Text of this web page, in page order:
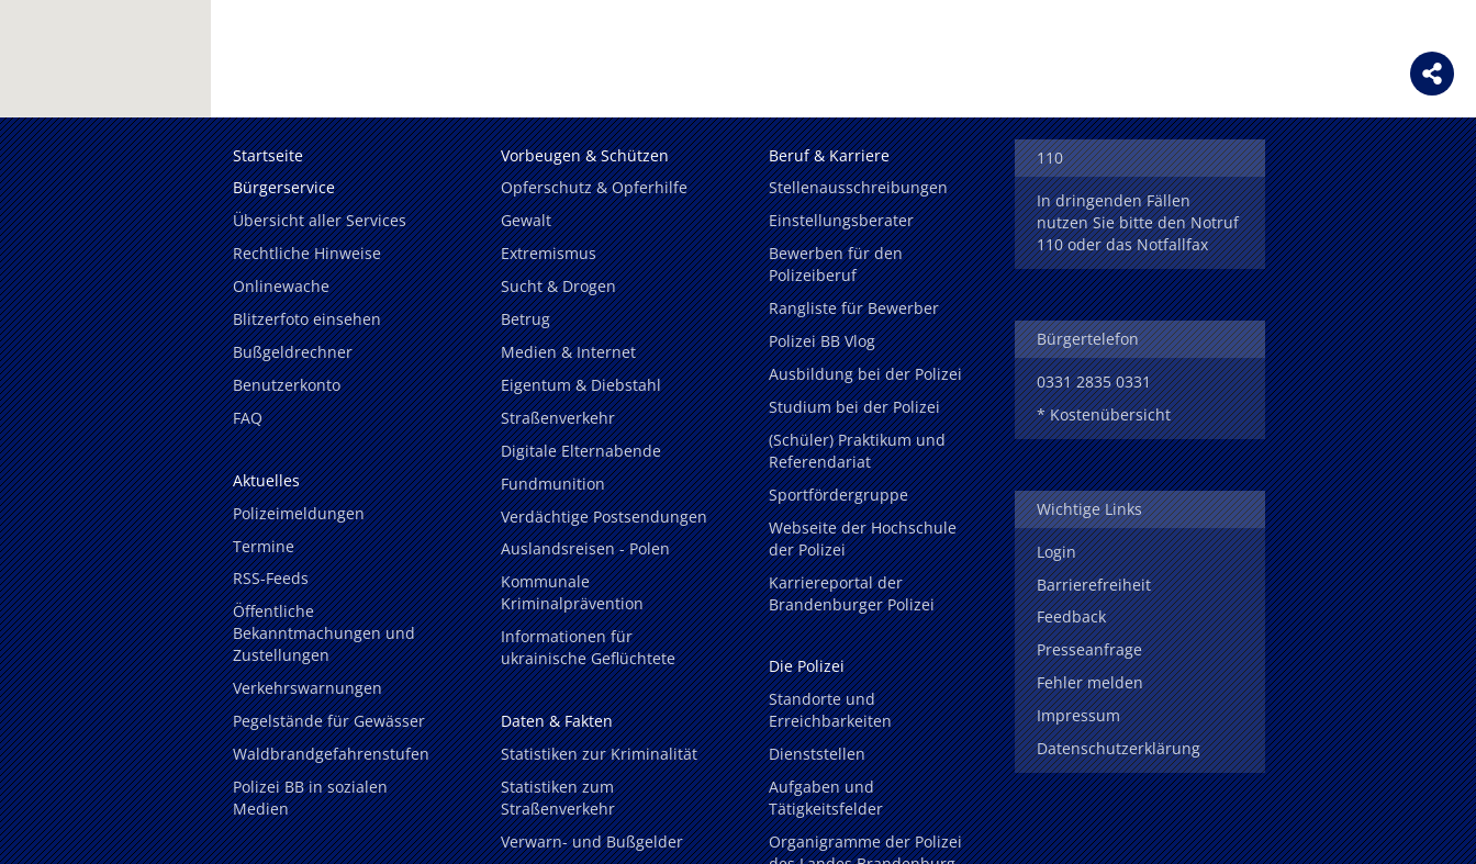
Startseite
Bürgerservice
Übersicht aller Services
Rechtliche Hinweise
Onlinewache
Blitzerfoto einsehen
Bußgeldrechner
Benutzerkonto
FAQ
Aktuelles
Polizeimeldungen
Termine
RSS-Feeds
Öffentliche
Bekanntmachungen und
Zustellungen
Verkehrswarnungen
Pegelstände für Gewässer
Waldbrandgefahrenstufen
Polizei BB in sozialen
Medien
Vorbeugen & Schützen
Opferschutz & Opferhilfe
Gewalt
Extremismus
Sucht & Drogen
Betrug
Medien & Internet
Eigentum & Diebstahl
Straßenverkehr
Digitale Elternabende
Fundmunition
Verdächtige Postsendungen
Auslandsreisen - Polen
Kommunale
Kriminalprävention
Informationen für
ukrainische Geflüchtete
Daten & Fakten
Statistiken zur Kriminalität
Statistiken zum
Straßenverkehr
Verwarn- und Bußgelder
Beruf & Karriere
Stellenausschreibungen
Einstellungsberater
Bewerben für den
Polizeiberuf
Rangliste für Bewerber
Polizei BB Vlog
Ausbildung bei der Polizei
Studium bei der Polizei
(Schüler) Praktikum und
Referendariat
Sportfördergruppe
Webseite der Hochschule
der Polizei
Karriereportal der
Brandenburger Polizei
Die Polizei
Standorte und
Erreichbarkeiten
Dienststellen
Aufgaben und
Tätigkeitsfelder
Organigramme der Polizei
110
In dringenden Fällen
nutzen Sie bitte den Notruf
110 oder das Notfallfax
Bürgertelefon
0331 2835 0331
* Kostenübersicht
Wichtige Links
Login
Barrierefreiheit
Feedback
Presseanfrage
Fehler melden
Impressum
Datenschutzerklärung